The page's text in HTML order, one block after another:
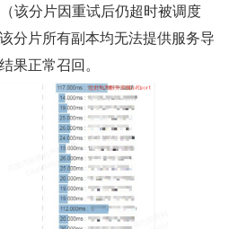
该分片因重试后仍超时被调度
分片所有副本均无法提供服务导
果正常召回。